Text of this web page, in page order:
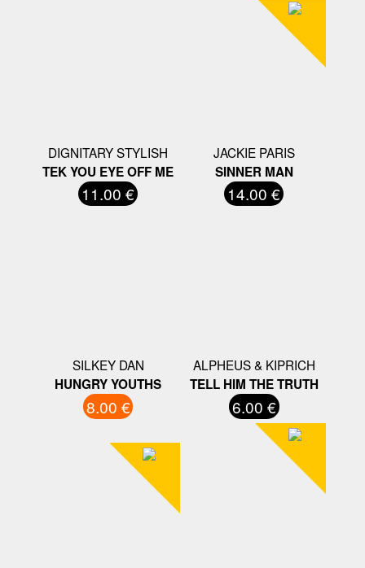
DIGNITARY STYLISH
TEK YOU EYE OFF ME
11.00 €
JACKIE PARIS
SINNER MAN
14.00 €
SILKEY DAN
HUNGRY YOUTHS
8.00 €
ALPHEUS & KIPRICH
TELL HIM THE TRUTH
6.00 €